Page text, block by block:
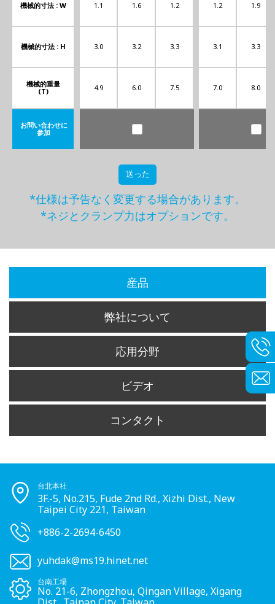
機械的寸法 : W
機械的寸法 : H
機械的重量
(T)
お問い合わせに
参加
1.1 1.6 1.2
3.0 3.2 3.3
4.9 6.0 7.5
1.2 1.9
3.1 3.3
7.0 8.0
送った
*仕様は予告なく変更する場合があります。
*ネジとクランプ力はオプションです。
産品
弊社について
応用分野
ビデオ
コンタクト
台北本社
3F.-5, No.215, Fude 2nd Rd., Xizhi Dist., New
Taipei City 221, Taiwan
+886-2-2694-6450
yuhdak@ms19.hinet.net
台南工場
No. 21-6, Zhongzhou, Qingan Village, Xigang